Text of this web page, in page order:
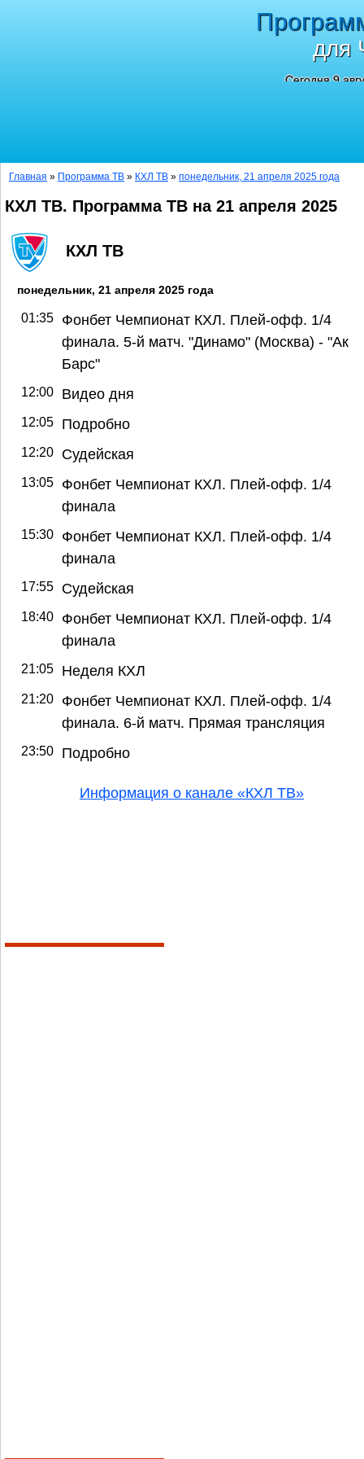
для
Сегодня 9
Главная » Программа ТВ » КХЛ ТВ » понедельник, 21 апреля 2025 года
КХЛ ТВ. Программа ТВ на 21 апреля 2025
КХЛ ТВ
понедельник, 21 апреля 2025 года
01:35
Фонбет Чемпионат КХЛ. Плей-офф. 1/4
финала. 5-й матч. "Динамо" (Москва) - "Ак
Барс"
12:00 Видео дня
12:05 Подробно
12:20 Судейская
13:05
Фонбет Чемпионат КХЛ. Плей-офф. 1/4
финала
15:30
Фонбет Чемпионат КХЛ. Плей-офф. 1/4
финала
17:55 Судейская
18:40
Фонбет Чемпионат КХЛ. Плей-офф. 1/4
финала
21:05 Неделя КХЛ
21:20
Фонбет Чемпионат КХЛ. Плей-офф. 1/4
финала. 6-й матч. Прямая трансляция
23:50 Подробно
Информация о канале «КХЛ ТВ»